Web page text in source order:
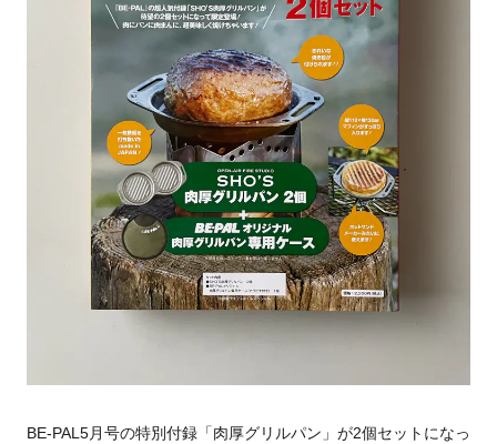
BE-PAL5月号の特別付録「肉厚グリルパン」が2個セットになっ